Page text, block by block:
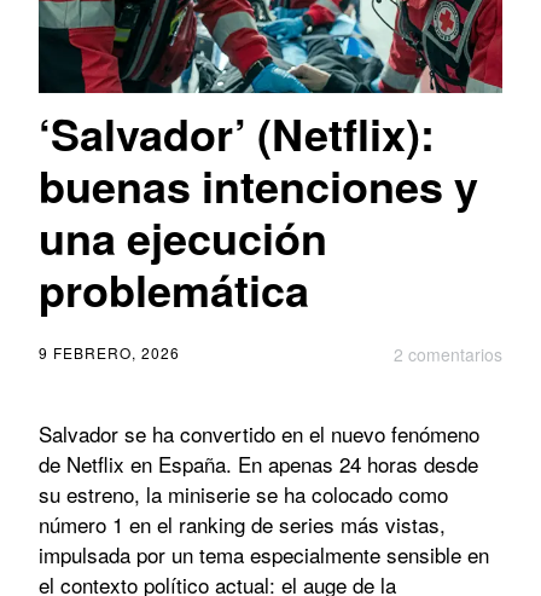
‘Salvador’ (Netflix):
buenas intenciones y
una ejecución
problemática
2 comentarios
9 FEBRERO, 2026
Salvador se ha convertido en el nuevo fenómeno
de Netflix en España. En apenas 24 horas desde
su estreno, la miniserie se ha colocado como
número 1 en el ranking de series más vistas,
impulsada por un tema especialmente sensible en
el contexto político actual: el auge de la